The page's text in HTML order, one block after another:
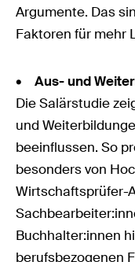
Argumente. Das
Faktoren für mehr
• Aus- und
Die Salärstudie
und
beeinflussen. So
besonders von
Wirtschaftsprüfer-
Buchhalter:innen
berufsbezogenen